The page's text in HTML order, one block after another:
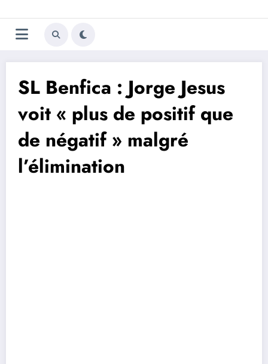
au
contenu
Trivela
L'actualité du football
SL Benfica : Jorge Jesus
voit « plus de positif que
de négatif » malgré
l’élimination